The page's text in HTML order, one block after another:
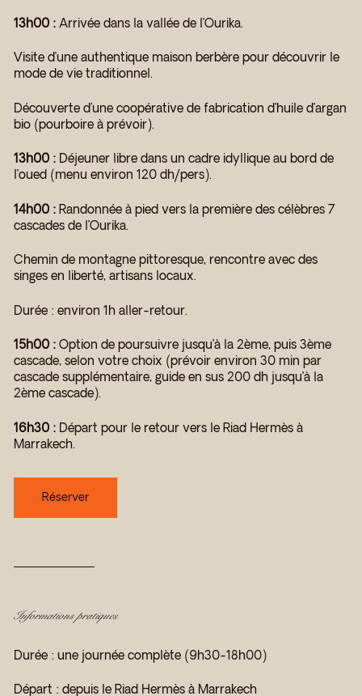
13h00 :Arrivée dans la vallée de l’Ourika.
Visite d’une authentique maison berbère pour découvrir le
mode de vie traditionnel.
Découverte d’une coopérative de fabrication d’huile d’argan
bio (pourboire à prévoir).
13h00 :Déjeuner libre dans un cadre idyllique au bord de
l’oued (menu environ 120 dh/pers).
14h00 :Randonnée à pied vers la première des célèbres 7
cascades de l’Ourika.
Chemin de montagne pittoresque, rencontre avec des
singes en liberté, artisans locaux.
Durée : environ 1h aller-retour.
15h00 :Option de poursuivre jusqu’à la 2ème, puis 3ème
cascade, selon votre choix (prévoir environ 30 min par
cascade supplémentaire, guide en sus 200 dh jusqu’à la
2ème cascade).
16h30 :Départ pour le retour vers le Riad Hermès à
Marrakech.
Réserver
Informations pratiques
Durée : une journée complète (9h30-18h00)
Départ : depuis le Riad Hermès à Marrakech